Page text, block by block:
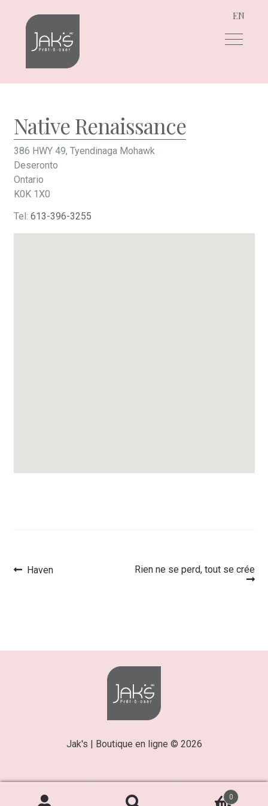
Aller
navigation
Aller
contenu
EN
Native Renaissance
386 HWY 49, Tyendinaga Mohawk
Deseronto
Ontario
K0K 1X0
Tel: 613-396-3255
Navigation
Article
Haven
Article
Rien ne se perd, tout se crée
Jak's | Boutique en ligne © 2026
0